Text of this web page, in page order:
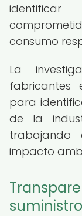
consumo
La
fabricantes
para
de la
trabajando
impacto
suministro